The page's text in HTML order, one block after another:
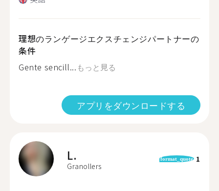
理想のランゲージエクスチェンジパートナーの
条件
Gente sencill... もっと見る
アプリをダウンロードする
L.
Granollers
format_quote 1